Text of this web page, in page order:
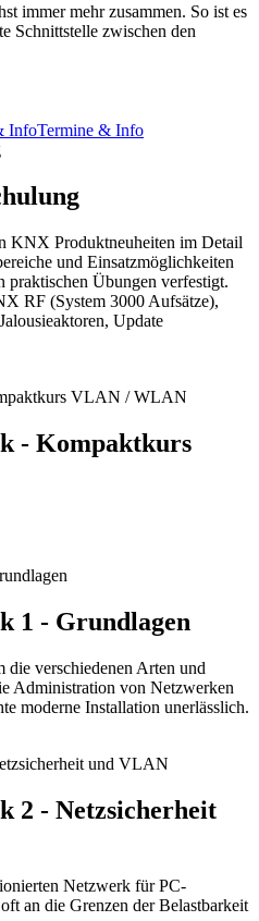
immer mehr zusammen. So ist es
Schnittstelle zwischen den
InfoTermine & Info
KNX Produktneuheiten im Detail
und Einsatzmöglichkeiten
praktischen Übungen verfestigt.
RF (System 3000 Aufsätze),
Update
- Kompaktkurs
1 - Grundlagen
die verschiedenen Arten und
Administration von Netzwerken
moderne Installation unerlässlich.
2 - Netzsicherheit
Netzwerk für PC-
an die Grenzen der Belastbarkeit